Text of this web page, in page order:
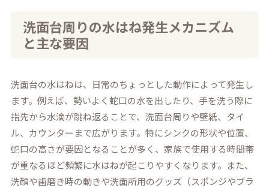
洗面台周りの水はね発生メカニズム
と主な要因
洗面台の水はねは、日常のちょっとした動作によって発生し
ます。例えば、勢いよく蛇口の水を出したり、手を洗う際に
指先から水滴が跳ね返ることで、洗面台周りや壁紙、タイ
ル、カウンターまで広がります。特にシンクの形状や位置、
蛇口の高さが要因となることが多く、家族で使用する時間帯
が重なるほど頻繁に水はねが起こりやすくなります。また、
洗顔や歯磨き時の動きや洗面所用のグッズ（スポンジやブラ